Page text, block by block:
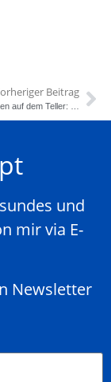
Beitrag
und
mir via E-
Newsletter